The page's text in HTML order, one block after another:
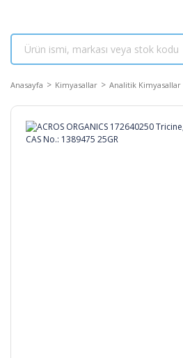
Anasayfa Kimyasallar Analitik Kimyasallar